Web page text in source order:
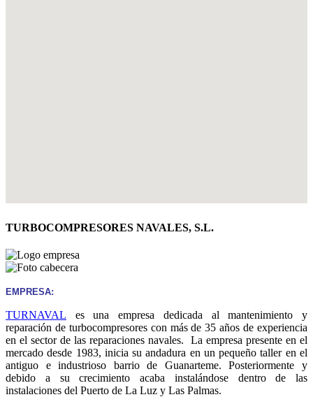
TURBOCOMPRESORES NAVALES, S.L.
EMPRESA:
TURNAVAL es una empresa dedicada al mantenimiento y
reparación de turbocompresores con más de 35 años de experiencia
en el sector de las reparaciones navales. La empresa presente en el
mercado desde 1983, inicia su andadura en un pequeño taller en el
antiguo e industrioso barrio de Guanarteme. Posteriormente y
debido a su crecimiento acaba instalándose dentro de las
instalaciones del Puerto de La Luz y Las Palmas.